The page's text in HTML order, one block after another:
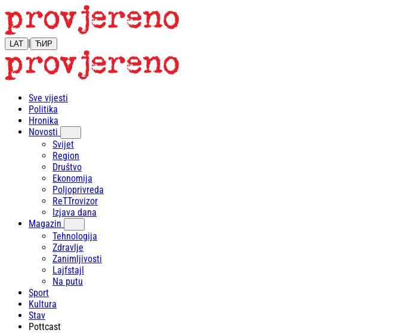
LAT | ЋИР
Sve vijesti
Politika
Hronika
Novosti
Svijet
Region
Društvo
Ekonomija
Poljoprivreda
ReTTrovizor
Izjava dana
Magazin
Tehnologija
Zdravlje
Zanimljivosti
Lajfstajl
Na putu
Sport
Kultura
Stav
Pottcast